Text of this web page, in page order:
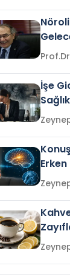
İşe
Gelir